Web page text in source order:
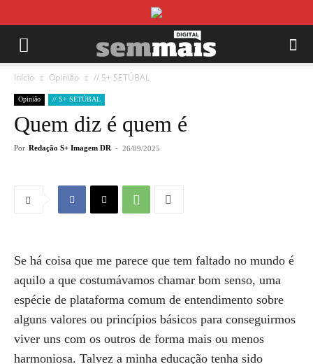
Início Opinião // S+ SETÚBAL
Opinião // S+ SETÚBAL
Quem diz é quem é
Por Redação S+ Imagem DR - 26/09/2025
Se há coisa que me parece que tem faltado no mundo é
aquilo a que costumávamos chamar bom senso, uma
espécie de plataforma comum de entendimento sobre
alguns valores ou princípios básicos para conseguirmos
viver uns com os outros de forma mais ou menos
harmoniosa. Talvez a minha educação tenha sido